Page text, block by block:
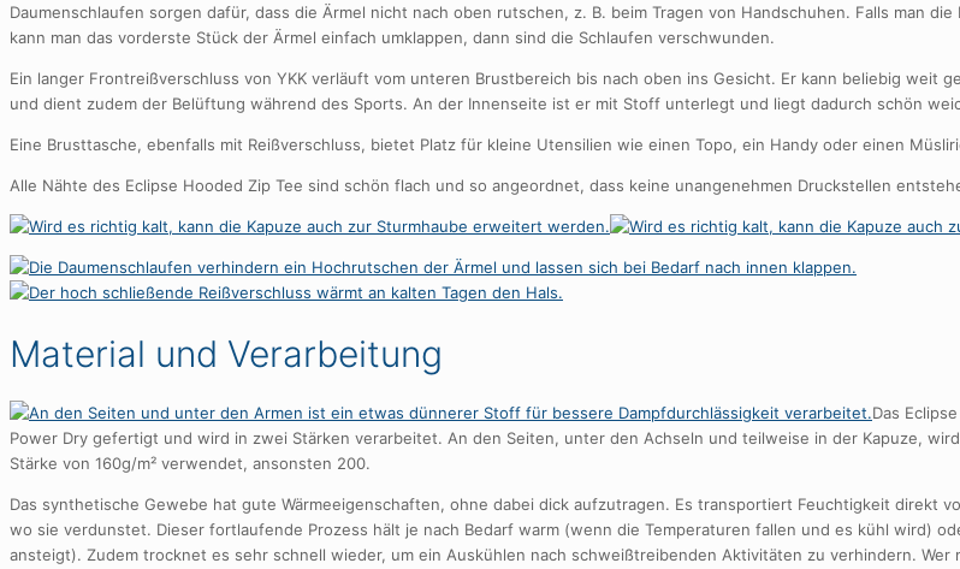
Daumenschlaufen sorgen dafür, dass die Ärmel nicht nach oben rutschen, z. B. beim Tragen von Handschuhen. Falls man
kann man das vorderste Stück der Ärmel einfach umklappen, dann sind die Schlaufen verschwunden.
Ein langer Frontreißverschluss von YKK verläuft vom unteren Brustbereich bis nach oben ins Gesicht. Er kann beliebig weit
und dient zudem der Belüftung während des Sports. An der Innenseite ist er mit Stoff unterlegt und liegt dadurch schön
Eine Brusttasche, ebenfalls mit Reißverschluss, bietet Platz für kleine Utensilien wie einen Topo, ein Handy oder einen
Alle Nähte des Eclipse Hooded Zip Tee sind schön flach und so angeordnet, dass keine unangenehmen Druckstellen
Material und Verarbeitung
Das
Power Dry gefertigt und wird in zwei Stärken verarbeitet. An den Seiten, unter den Achseln und teilweise in der Kapuze,
Stärke von 160g/m² verwendet, ansonsten 200.
Das synthetische Gewebe hat gute Wärmeeigenschaften, ohne dabei dick aufzutragen. Es transportiert Feuchtigkeit direkt
wo sie verdunstet. Dieser fortlaufende Prozess hält je nach Bedarf warm (wenn die Temperaturen fallen und es kühl wird)
ansteigt). Zudem trocknet es sehr schnell wieder, um ein Auskühlen nach schweißtreibenden Aktivitäten zu verhindern. Wer